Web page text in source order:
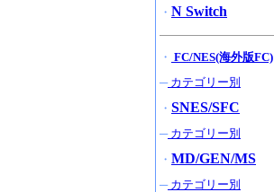
・ N Switch
・ FC/NES(海外版FC)
─カテゴリー別
・ SNES/SFC
─カテゴリー別
・ MD/GEN/MS
─カテゴリー別